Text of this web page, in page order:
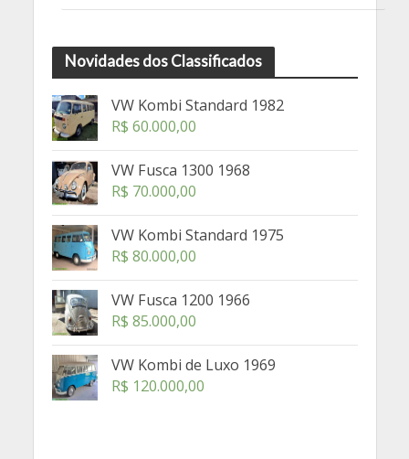
Novidades dos Classificados
VW Kombi Standard 1982
R$ 60.000,00
VW Fusca 1300 1968
R$ 70.000,00
VW Kombi Standard 1975
R$ 80.000,00
VW Fusca 1200 1966
R$ 85.000,00
VW Kombi de Luxo 1969
R$ 120.000,00